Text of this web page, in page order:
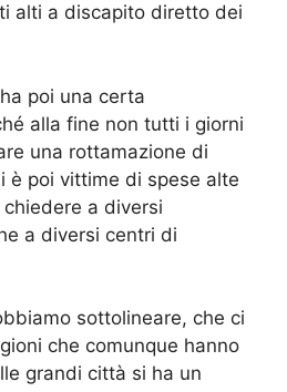
alti a discapito diretto dei
poi una certa
alla fine non tutti i giorni
una rottamazione di
è poi vittime di spese alte
a diversi
a diversi centri di
sottolineare, che ci
che comunque hanno
grandi città si ha un